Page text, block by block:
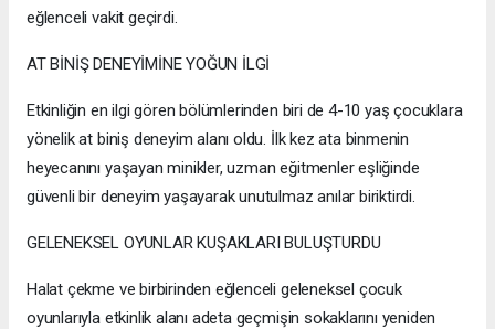
eğlenceli vakit geçirdi.
AT BİNİŞ DENEYİMİNE YOĞUN İLGİ
Etkinliğin en ilgi gören bölümlerinden biri de 4-10 yaş çocuklara
yönelik at biniş deneyim alanı oldu. İlk kez ata binmenin
heyecanını yaşayan minikler, uzman eğitmenler eşliğinde
güvenli bir deneyim yaşayarak unutulmaz anılar biriktirdi.
GELENEKSEL OYUNLAR KUŞAKLARI BULUŞTURDU
Halat çekme ve birbirinden eğlenceli geleneksel çocuk
oyunlarıyla etkinlik alanı adeta geçmişin sokaklarını yeniden